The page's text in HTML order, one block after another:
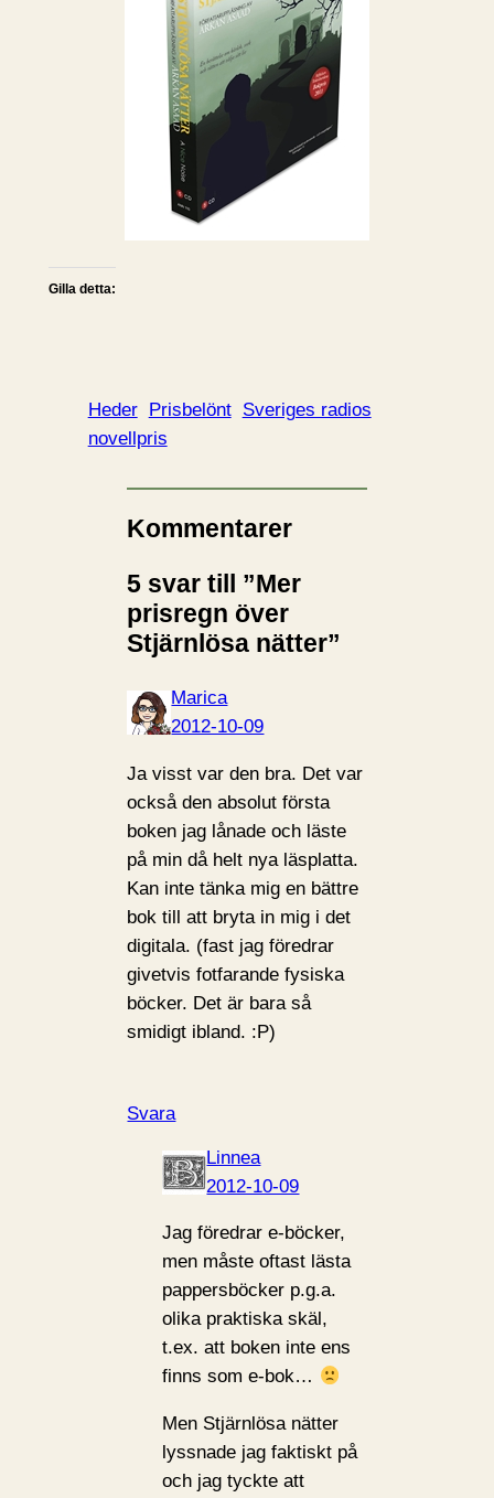
Gilla detta:
Heder Prisbelönt Sveriges radios
novellpris
Kommentarer
5 svar till ”Mer
prisregn över
Stjärnlösa nätter”
Marica
2012-10-09
Ja visst var den bra. Det var
också den absolut första
boken jag lånade och läste
på min då helt nya läsplatta.
Kan inte tänka mig en bättre
bok till att bryta in mig i det
digitala. (fast jag föredrar
givetvis fotfarande fysiska
böcker. Det är bara så
smidigt ibland. :P)
Svara
Linnea
2012-10-09
Jag föredrar e-böcker,
men måste oftast lästa
pappersböcker p.g.a.
olika praktiska skäl,
t.ex. att boken inte ens
finns som e-bok…
Men Stjärnlösa nätter
lyssnade jag faktiskt på
och jag tyckte att